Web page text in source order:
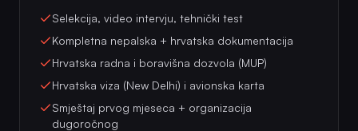
Selekcija, video intervju, tehnički test
Kompletna nepalska + hrvatska dokumentacija
Hrvatska radna i boravišna dozvola (MUP)
Hrvatska viza (New Delhi) i avionska karta
Smještaj prvog mjeseca + organizacija
dugoročnog